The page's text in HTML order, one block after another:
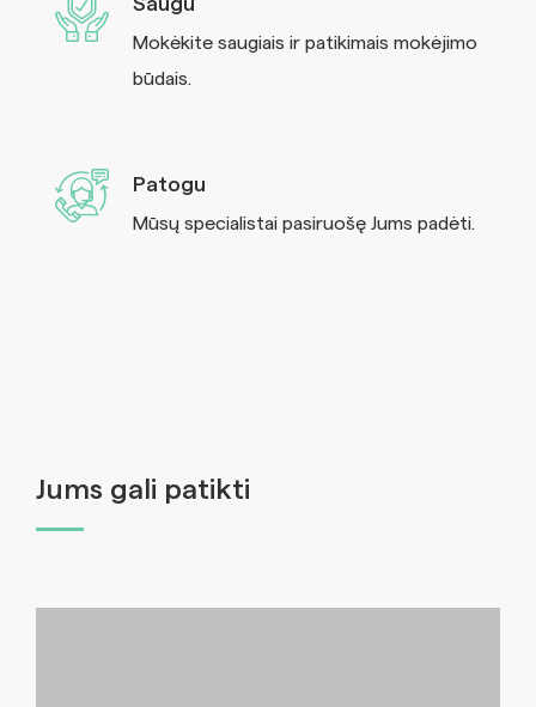
Mokėkite saugiais ir patikimais mokėjimo
būdais.
Patogu
Mūsų specialistai pasiruošę Jums padėti.
Jums gali patikti